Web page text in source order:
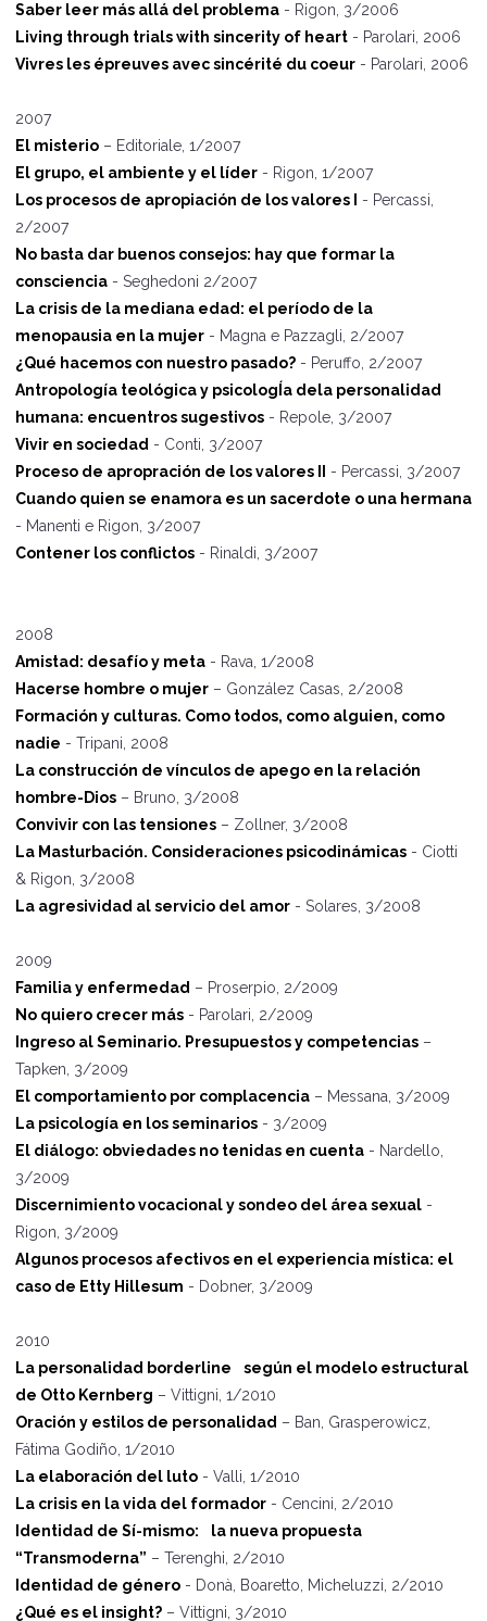
Saber leer más allá del problema - Rigon, 3/2006
Living through trials with sincerity of heart - Parolari, 2006
Vivres les épreuves avec sincérité du coeur - Parolari, 2006
2007
El misterio – Editoriale, 1/2007
El grupo, el ambiente y el líder - Rigon, 1/2007
Los procesos de apropiación de los valores I
- Percassi,
2/2007
No basta dar buenos consejos: hay que formar la
consciencia - Seghedoni 2/2007
La crisis de la mediana edad: el período de la
menopausia en la mujer - Magna e Pazzagli, 2/2007
¿Qué hacemos con nuestro pasado? - Peruffo, 2/2007
Antropología teológica y psicologÍa dela personalidad
humana: encuentros sugestivos - Repole, 3/2007
Vivir en sociedad - Conti, 3/2007
Proceso de apropración de los valores II
- Percassi, 3/2007
Cuando quien se enamora es un sacerdote o una hermana
- Manenti e Rigon, 3/2007
Contener los conflictos - Rinaldi, 3/2007
2008
Amistad: desafío y meta - Rava, 1/2008
Hacerse hombre o mujer – González Casas, 2/2008
Formación y culturas. Como todos, como alguien, como
nadie - Tripani, 2008
La construcción de vínculos de apego en la relación
hombre-Dios – Bruno, 3/2008
Convivir con las tensiones – Zollner, 3/2008
La Masturbación. Consideraciones psicodinámicas - Ciotti
& Rigon, 3/2008
La agresividad al servicio del amor - Solares, 3/2008
2009
Familia y enfermedad – Proserpio, 2/2009
No quiero crecer más - Parolari, 2/2009
Ingreso al Seminario. Presupuestos y competencias –
Tapken, 3/2009
El comportamiento por complacencia – Messana, 3/2009
La psicología en los seminarios - 3/2009
El diálogo: obviedades no tenidas en cuenta - Nardello,
3/2009
Discernimiento vocacional y sondeo del área sexual -
Rigon, 3/2009
Algunos procesos afectivos en el experiencia mística: el
caso de Etty Hillesum - Dobner, 3/2009
2010
La personalidad borderline según el modelo estructural
de Otto Kernberg – Vittigni, 1/2010
Oración y estilos de personalidad – Ban, Grasperowicz,
Fátima Godiño, 1/2010
La elaboración del luto - Valli, 1/2010
La crisis en la vida del formador - Cencini, 2/2010
Identidad de Sí-mismo: la nueva propuesta
“Transmoderna” – Terenghi, 2/2010
Identidad de género - Donà, Boaretto, Micheluzzi, 2/2010
¿Qué es el insight? – Vittigni, 3/2010